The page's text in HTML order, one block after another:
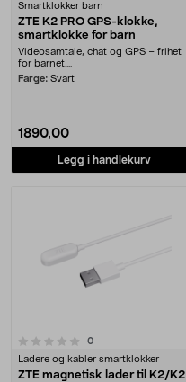
Smartklokker barn
ZTE K2 PRO GPS-klokke,
smartklokke for barn
Videosamtale, chat og GPS – frihet
for barnet....
Farge: Svart
1890,00
Legg i handlekurv
0anmeldelser
Ladere og kabler smartklokker
ZTE magnetisk lader til K2/K2
1.0 av 5 stjerner